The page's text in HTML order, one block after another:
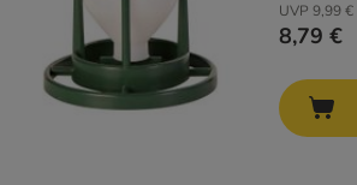
UVP 9,99 €
8,79 €